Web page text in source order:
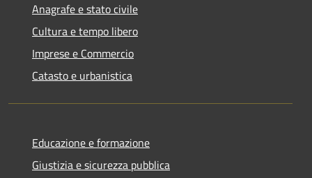
Anagrafe e stato civile
Cultura e tempo libero
Imprese e Commercio
Catasto e urbanistica
Educazione e formazione
Giustizia e sicurezza pubblica